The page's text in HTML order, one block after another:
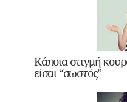
Κάποια στιγμή
είσαι “σωστός”